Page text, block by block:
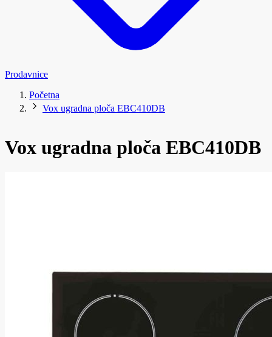
Prodavnice
Početna
Vox ugradna ploča EBC410DB
Vox ugradna ploča EBC410DB